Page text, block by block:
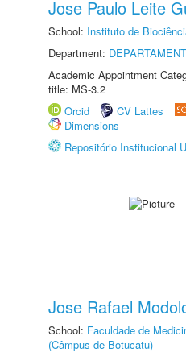
Jose Paulo Leite
School: Instituto de
Department:
Academic Appointment
title: MS-3.2
Orcid
CV Lattes
Dimensions
Repositório Institucional
Jose Rafael
School: Faculdade de
(Câmpus de Botucatu)